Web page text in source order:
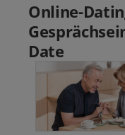
Online-
Date